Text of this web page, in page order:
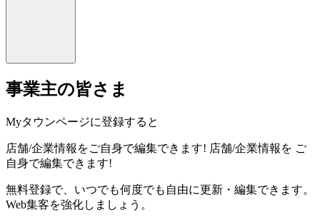
事業主の皆さま
Myタウンページに登録すると
店舗/企業情報をご自身で編集できます! 店舗/企業情報を ご
自身で編集できます!
無料登録で、いつでも何度でも自由に更新・編集できます。
Web集客を強化しましょう。